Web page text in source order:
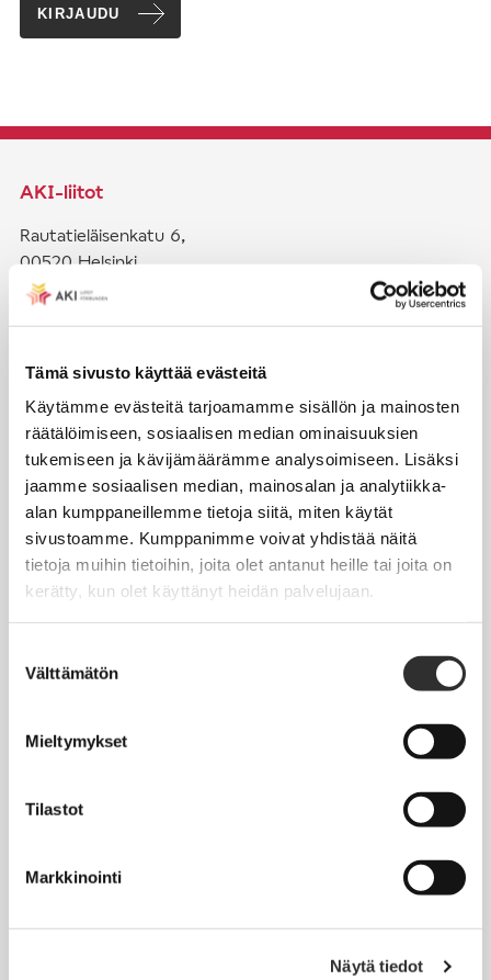
Tämä sivusto käyttää evästeitä
Käytämme evästeitä tarjoamamme sisällön ja mainosten
räätälöimiseen, sosiaalisen median ominaisuuksien
tukemiseen ja kävijämäärämme analysoimiseen. Lisäksi
jaamme sosiaalisen median, mainosalan ja analytiikka-
alan kumppaneillemme tietoja siitä, miten käytät
sivustoamme. Kumppanimme voivat yhdistää näitä
tietoja muihin tietoihin, joita olet antanut heille tai joita on
kerätty, kun olet käyttänyt heidän palvelujaan.
valinta
Välttämätön
Mieltymykset
Tilastot
Markkinointi
Näytä tiedot
KIRJAUDU
AKI-liitot
Rautatieläisenkatu 6,
00520 Helsinki
puh. (09) 4270 1503
Seuraa meitä somessa:
JÄSENYYS
Henkilöjäsenyys
Jäsenmaksujen työnantajaperintä
Matkalaskut
Tapahtumakalenteri